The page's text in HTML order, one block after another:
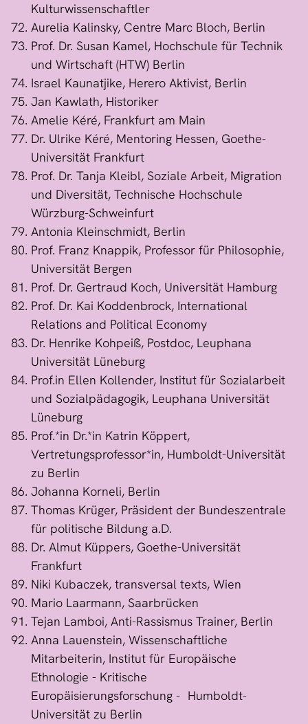
Kulturwissenschaftler
Aurelia Kalinsky, Centre Marc Bloch, Berlin
Prof. Dr. Susan Kamel, Hochschule für Technik
und Wirtschaft (HTW) Berlin
Israel Kaunatjike, Herero Aktivist, Berlin
Jan Kawlath, Historiker
Amelie Kéré, Frankfurt am Main
Dr. Ulrike Kéré, Mentoring Hessen, Goethe-
Universität Frankfurt
Prof. Dr. Tanja Kleibl, Soziale Arbeit, Migration
und Diversität, Technische Hochschule
Würzburg-Schweinfurt
Antonia Kleinschmidt, Berlin
Prof. Franz Knappik, Professor für Philosophie,
Universität Bergen
Prof. Dr. Gertraud Koch, Universität Hamburg
Prof. Dr. Kai Koddenbrock, International
Relations and Political Economy
Dr. Henrike Kohpeiß, Postdoc, Leuphana
Universität Lüneburg
Prof.in Ellen Kollender, Institut für Sozialarbeit
und Sozialpädagogik, Leuphana Universität
Lüneburg
Prof.*in Dr.*in Katrin Köppert,
Vertretungsprofessor*in, Humboldt-Universität
zu Berlin
Johanna Korneli, Berlin
Thomas Krüger, Präsident der Bundeszentrale
für politische Bildung a.D.
Dr. Almut Küppers, Goethe-Universität
Frankfurt
Niki Kubaczek, transversal texts, Wien
Mario Laarmann, Saarbrücken
Tejan Lamboi, Anti-Rassismus Trainer, Berlin
Anna Lauenstein, Wissenschaftliche
Mitarbeiterin, Institut für Europäische
Ethnologie - Kritische
Europäisierungsforschung - Humboldt-
Universität zu Berlin